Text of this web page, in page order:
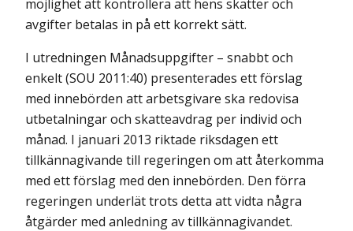
möjlighet att kontrollera att hens skatter och
avgifter betalas in på ett korrekt sätt.
I utredningen Månadsuppgifter – snabbt och
enkelt (SOU 2011:40) presenterades ett förslag
med innebörden att arbetsgivare ska redovisa
utbetalningar och skatteavdrag per individ och
månad. I januari 2013 riktade riksdagen ett
tillkännagivande till regeringen om att återkomma
med ett förslag med den innebörden. Den förra
regeringen underlät trots detta att vidta några
åtgärder med anledning av tillkännagivandet.